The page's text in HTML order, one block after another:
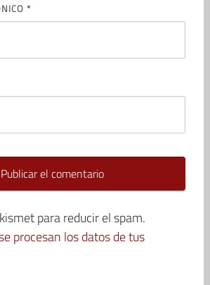
*
para reducir el spam.
procesan los datos de tus